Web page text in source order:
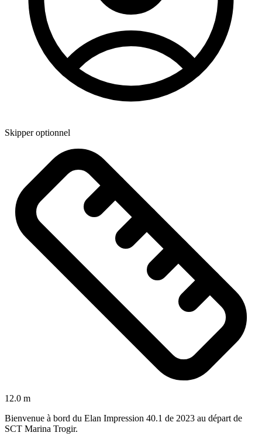
Skipper optionnel
12.0 m
Bienvenue à bord du Elan Impression 40.1 de 2023 au départ de
SCT Marina Trogir.